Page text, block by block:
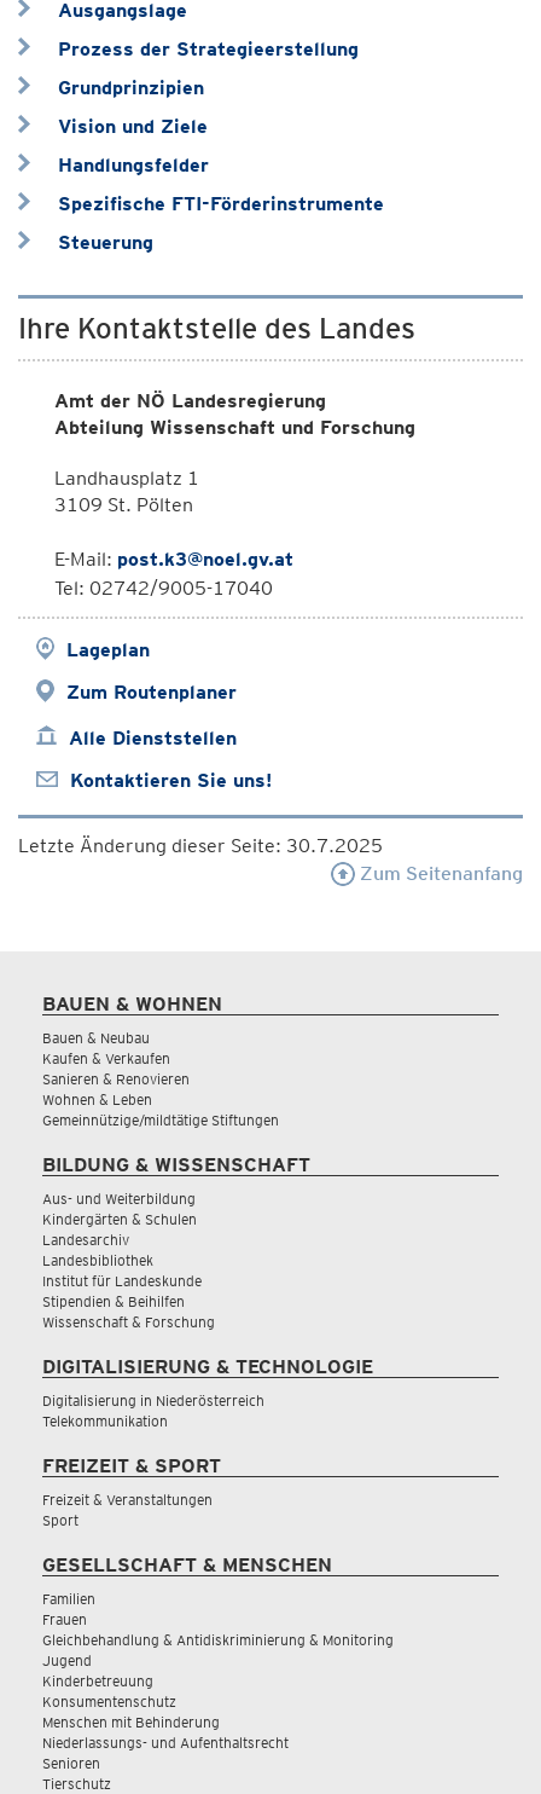
Ausgangslage
Prozess der Strategieerstellung
Grundprinzipien
Vision und Ziele
Handlungsfelder
Spezifische FTI-Förderinstrumente
Steuerung
Ihre Kontaktstelle des Landes
Amt der NÖ Landesregierung
Abteilung Wissenschaft und Forschung
Landhausplatz 1
3109 St. Pölten
E-Mail: post.k3@noel.gv.at
Tel: 02742/9005-17040
Lageplan
Zum Routenplaner
Alle Dienststellen
Kontaktieren Sie uns!
Letzte Änderung dieser Seite: 30.7.2025
Zum Seitenanfang
BAUEN & WOHNEN
Bauen & Neubau
Kaufen & Verkaufen
Sanieren & Renovieren
Wohnen & Leben
Gemeinnützige/mildtätige Stiftungen
BILDUNG & WISSENSCHAFT
Aus- und Weiterbildung
Kindergärten & Schulen
Landesarchiv
Landesbibliothek
Institut für Landeskunde
Stipendien & Beihilfen
Wissenschaft & Forschung
DIGITALISIERUNG & TECHNOLOGIE
Digitalisierung in Niederösterreich
Telekommunikation
FREIZEIT & SPORT
Freizeit & Veranstaltungen
Sport
GESELLSCHAFT & MENSCHEN
Familien
Frauen
Gleichbehandlung & Antidiskriminierung & Monitoring
Jugend
Kinderbetreuung
Konsumentenschutz
Menschen mit Behinderung
Niederlassungs- und Aufenthaltsrecht
Senioren
Tierschutz